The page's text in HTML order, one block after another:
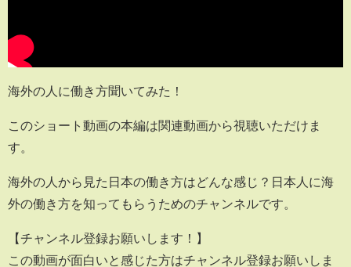
海外の人に働き方聞いてみた！
このショート動画の本編は関連動画から視聴いただけま
す。
海外の人から見た日本の働き方はどんな感じ？日本人に海
外の働き方を知ってもらうためのチャンネルです。
【チャンネル登録お願いします！】
この動画が面白いと感じた方はチャンネル登録お願いしま